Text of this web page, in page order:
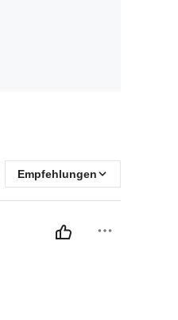
Empfehlungen